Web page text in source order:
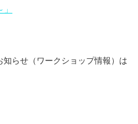
らせ（ワークショップ情報）は